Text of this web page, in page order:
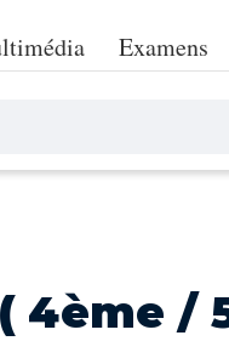
Examens
4ème /